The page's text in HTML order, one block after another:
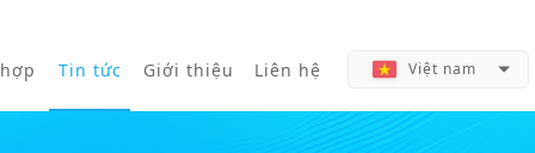
Tin tức Giới thiệu Liên hệ Việt nam